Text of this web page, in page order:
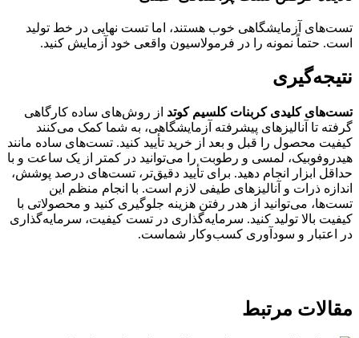
تست‌های آزمایشگاهی خوب هستند، اما تست نهایی در خط تولید
است. حتماً نمونه را در فرمولاسیون واقعی خود آزمایش کنید.
نتیجه‌گیری
تست‌های کلیدی کربنات کلسیم کوتد از روش‌های ساده کارگاهی
گرفته تا آنالیزهای پیشرفته آزمایشگاهی، به شما کمک می‌کنند
کیفیت محصول را قبل و بعد از خرید تأیید کنید. تست‌های ساده مانند
هیدروفوبیک، لمسی و رطوبت را می‌توانید در کمتر از یک ساعت و با
حداقل ابزار انجام دهید. برای تأیید دقیق‌تر، تست‌های درصد پوشش،
اندازه ذرات و آنالیزهای طیفی لازم است. با انجام منظم این
تست‌ها، می‌توانید از هدر رفتن هزینه جلوگیری کنید و محصولاتی با
کیفیت بالا تولید کنید. سرمایه‌گذاری در تست کیفیت، سرمایه‌گذاری
در اعتبار و سودآوری کسب‌وکار شماست.
مقالات مرتبط